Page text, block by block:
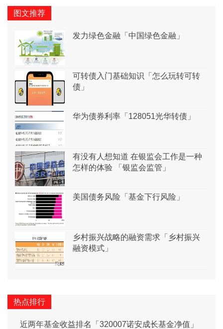
图文推荐
发力绿色金融「中国绿色金融」
可转债入门基础知识「怎么玩转可转
债」
华为债券利率「128051光华转债」
有没有人想知道 在银监会工作是一种
怎样的体验 「银监会监管」
美国债务风险「基金下行风险」
乡村振兴战略的融资需求「乡村振兴
融资模式」
热点排行
近两年基金收益排名「320007诺安成长基金净值」